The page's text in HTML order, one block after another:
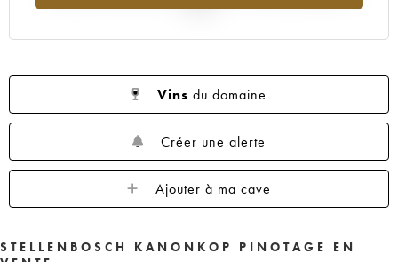
Vins du domaine
Créer une alerte
Ajouter à ma cave
STELLENBOSCH KANONKOP PINOTAGE EN